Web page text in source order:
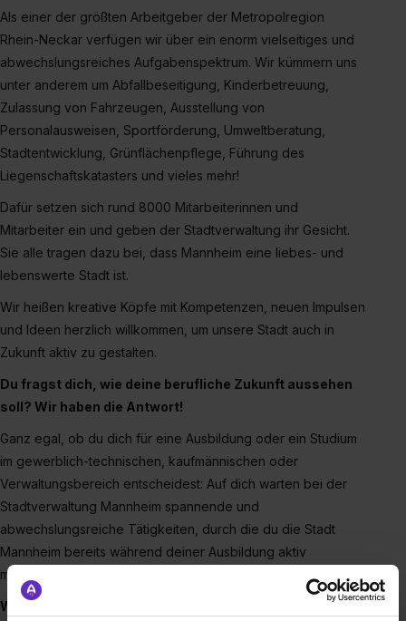
Als einer der größten Arbeitgeber der Metropolregion
Rhein-Neckar verfügen wir über ein enorm vielseitiges und
abwechslungsreiches Aufgabenspektrum. Wir kümmern uns
unter anderem um Abfallbeseitigung, Kinderbetreuung,
Zulassung von Fahrzeugen, Ausstellung von
Personalausweisen, Sportförderung, Umweltberatung,
Stadtentwicklung, Grünflächenpflege, Führung des
Liegenschaftskatasters und vieles mehr!
Dafür setzen sich rund 8000 Mitarbeiterinnen und
Mitarbeiter ein und geben der Stadtverwaltung ihr Gesicht.
Sie alle tragen dazu bei, dass Mannheim eine liebes- und
lebenswerte Stadt ist.
Wir heißen kreative Köpfe mit Kompetenzen, neuen Impulsen
und Ideen herzlich willkommen, um unsere Stadt auch in
Zukunft aktiv zu gestalten.
Du fragst dich, wie deine berufliche Zukunft aussehen
soll? Wir haben die Antwort!
Ganz egal, ob du dich für eine Ausbildung oder ein Studium
im gewerblich-technischen, kaufmännischen oder
Verwaltungsbereich entscheidest: Auf dich warten bei der
Stadtverwaltung Mannheim spannende und
abwechslungsreiche Tätigkeiten, durch die du die Stadt
Mannheim bereits während deiner Ausbildung aktiv
mitgestalten kannst.
Werde zum/zur Stadtgestalter*in und wähle aus rund